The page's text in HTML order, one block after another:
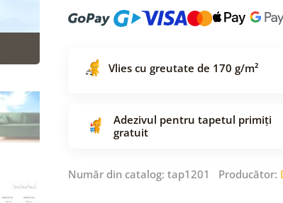
Vlies cu greutate de 170 g/m²
Adezivul pentru tapetul primiți
gratuit
Număr din catalog: tap1201 Producător: